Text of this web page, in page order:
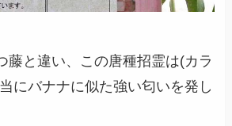
藤と違い、この唐種招霊は(カラ
にバナナに似た強い匂いを発し